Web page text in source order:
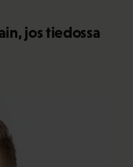
jos tiedossa